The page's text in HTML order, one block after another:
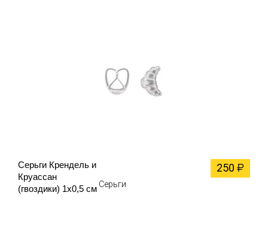
Серьги Крендель и
Круассан
(гвоздики) 1х0,5 см
250 ₽
Серьги